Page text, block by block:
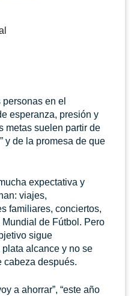
en el
esperanza, presión y
metas suelen partir de
y de la promesa de que
expectativa y
viajes,
familiares, conciertos,
de Fútbol. Pero
sigue
alcance y no se
cabeza después.
a ahorrar”, “este año